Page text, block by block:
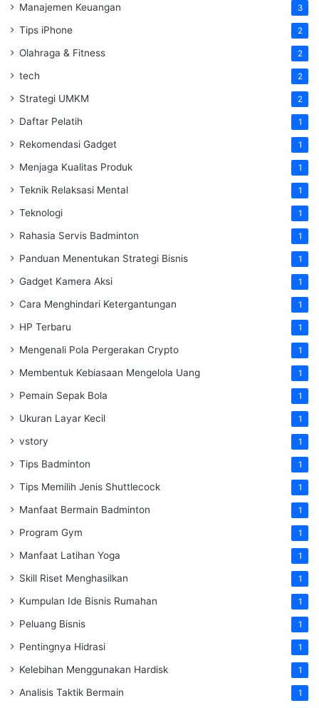
Manajemen Keuangan 3
Tips iPhone 2
Olahraga & Fitness 2
tech 2
Strategi UMKM 2
Daftar Pelatih 1
Rekomendasi Gadget 1
Menjaga Kualitas Produk 1
Teknik Relaksasi Mental 1
Teknologi 1
Rahasia Servis Badminton 1
Panduan Menentukan Strategi Bisnis 1
Gadget Kamera Aksi 1
Cara Menghindari Ketergantungan 1
HP Terbaru 1
Mengenali Pola Pergerakan Crypto 1
Membentuk Kebiasaan Mengelola Uang 1
Pemain Sepak Bola 1
Ukuran Layar Kecil 1
vstory 1
Tips Badminton 1
Tips Memilih Jenis Shuttlecock 1
Manfaat Bermain Badminton 1
Program Gym 1
Manfaat Latihan Yoga 1
Skill Riset Menghasilkan 1
Kumpulan Ide Bisnis Rumahan 1
Peluang Bisnis 1
Pentingnya Hidrasi 1
Kelebihan Menggunakan Hardisk 1
Analisis Taktik Bermain 1